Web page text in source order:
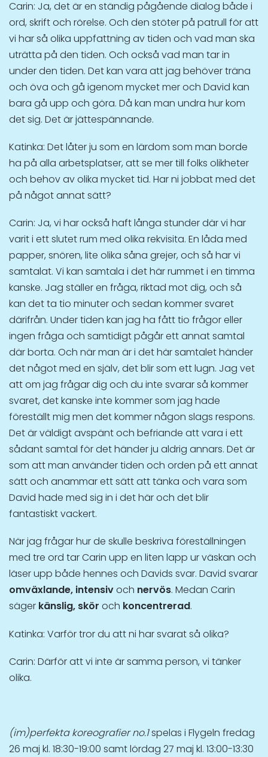
Carin: Ja, det är en ständig pågående dialog både i
ord, skrift och rörelse. Och den stöter på patrull för att
vi har så olika uppfattning av tiden och vad man ska
uträtta på den tiden. Och också vad man tar in
under den tiden. Det kan vara att jag behöver träna
och öva och gå igenom mycket mer och David kan
bara gå upp och göra. Då kan man undra hur kom
det sig. Det är jättespännande.
Katinka: Det låter ju som en lärdom som man borde
ha på alla arbetsplatser, att se mer till folks olikheter
och behov av olika mycket tid. Har ni jobbat med det
på något annat sätt?
Carin: Ja, vi har också haft långa stunder där vi har
varit i ett slutet rum med olika rekvisita. En låda med
papper, snören, lite olika såna grejer, och så har vi
samtalat. Vi kan samtala i det här rummet i en timma
kanske. Jag ställer en fråga, riktad mot dig, och så
kan det ta tio minuter och sedan kommer svaret
därifrån. Under tiden kan jag ha fått tio frågor eller
ingen fråga och samtidigt pågår ett annat samtal
där borta. Och när man är i det här samtalet händer
det något med en själv, det blir som ett lugn. Jag vet
att om jag frågar dig och du inte svarar så kommer
svaret, det kanske inte kommer som jag hade
föreställt mig men det kommer någon slags respons.
Det är väldigt avspänt och befriande att vara i ett
sådant samtal för det händer ju aldrig annars. Det är
som att man använder tiden och orden på ett annat
sätt och anammar ett sätt att tänka och vara som
David hade med sig in i det här och det blir
fantastiskt vackert.
När jag frågar hur de skulle beskriva föreställningen
med tre ord tar Carin upp en liten lapp ur väskan och
läser upp både hennes och Davids svar. David svarar
omväxlande, intensivoch nervös. Medan Carin
säger känslig, skör och koncentrerad.
Katinka: Varför tror du att ni har svarat så olika?
Carin: Därför att vi inte är samma person, vi tänker
olika.
(im)perfekta koreografier no.1spelas i Flygeln fredag
26 maj kl. 18:30-19:00 samt lördag 27 maj kl. 13:00-13:30